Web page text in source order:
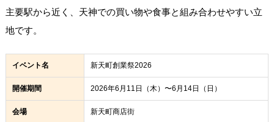
主要駅から近く、天神での買い物や食事と組み合わせやすい立
地です。
イベント名 新天町創業祭2026
開催期間 2026年6月11日（木）〜6月14日（日）
会場 新天町商店街